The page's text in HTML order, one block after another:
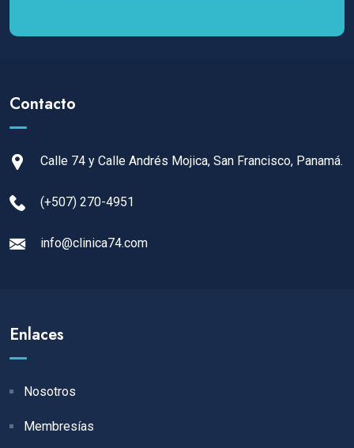
Contacto
Calle 74 y Calle Andrés Mojica, San Francisco, Panamá.
(+507) 270-4951
info@clinica74.com
Enlaces
Nosotros
Membresías